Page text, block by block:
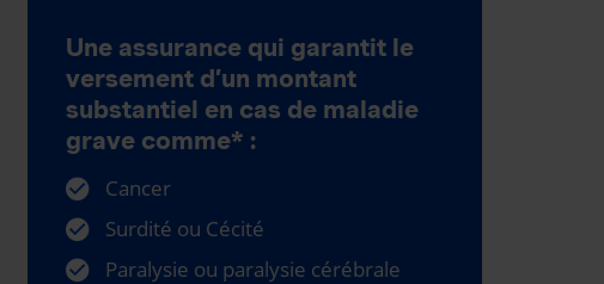
Une assurance qui garantit le
versement d’un montant
substantiel en cas de maladie
grave comme* :
Cancer
Surdité ou Cécité
Paralysie ou paralysie cérébrale